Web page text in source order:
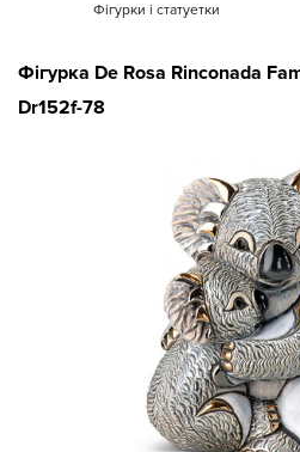
Фігурки і статуетки
Фігурка De Rosa Rinconada
Dr152f-78